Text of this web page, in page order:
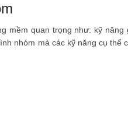
mềm quan trọng như: kỹ
nhóm mà các kỹ năng cụ thể